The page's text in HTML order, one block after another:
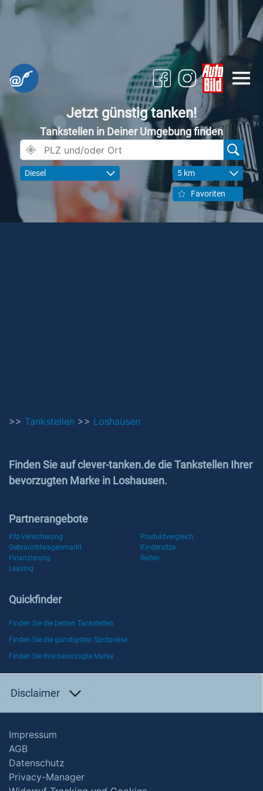
Jetzt günstig tanken!
Tankstellen in Deiner Umgebung finden
Diesel 5 km
Favoriten
>> Tankstellen >> Loshausen
Finden Sie auf clever-tanken.de die Tankstellen Ihrer
bevorzugten Marke in Loshausen.
Partnerangebote
Kfz-Versicherung
Produktvergleich
Gebrauchtwagenmarkt
Kindersitze
Finanzierung
Reifen
Leasing
Quickfinder
Finden Sie die besten Tankstellen
Finden Sie die günstigsten Spritpreise
Finden Sie Ihre bevorzugte Marke
Disclaimer
Impressum
AGB
Datenschutz
Privacy-Manager